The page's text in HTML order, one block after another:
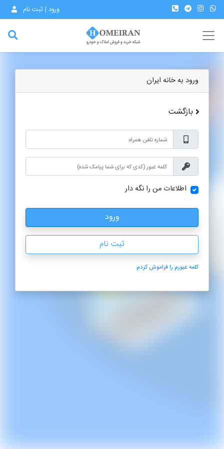
ورود | ثبت نام
ورود به خانه ایران
بازگشت
اطلاعات من را نگه دار
ثبت نام
کلمه عبورم را فراموش کردم